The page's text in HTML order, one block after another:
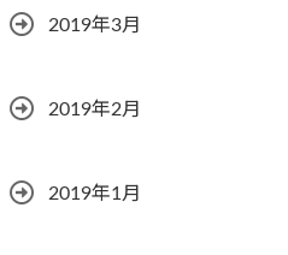
2019年3月
2019年2月
2019年1月